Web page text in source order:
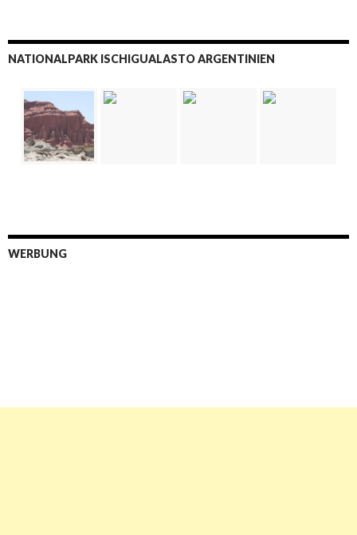
NATIONALPARK ISCHIGUALASTO ARGENTINIEN
WERBUNG